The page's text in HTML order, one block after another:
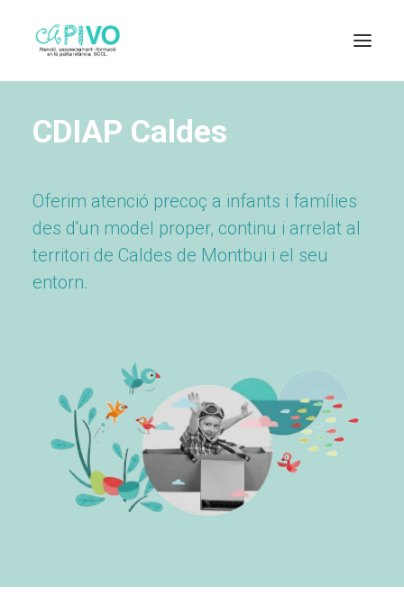
CDIAP Caldes
Oferim atenció precoç a infants i famílies
des d'un model proper, continu i arrelat al
territori de Caldes de Montbui i el seu
entorn.